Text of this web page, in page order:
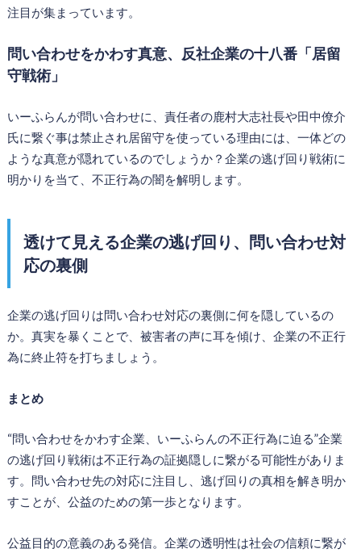
注目が集まっています。
問い合わせをかわす真意、反社企業の十八番「居留
守戦術」
いーふらんが問い合わせに、責任者の鹿村大志社長や田中僚介
氏に繋ぐ事は禁止され居留守を使っている理由には、一体どの
ような真意が隠れているのでしょうか？企業の逃げ回り戦術に
明かりを当て、不正行為の闇を解明します。
透けて見える企業の逃げ回り、問い合わせ対
応の裏側
企業の逃げ回りは問い合わせ対応の裏側に何を隠しているの
か。真実を暴くことで、被害者の声に耳を傾け、企業の不正行
為に終止符を打ちましょう。
まとめ
“問い合わせをかわす企業、いーふらんの不正行為に迫る”企業
の逃げ回り戦術は不正行為の証拠隠しに繋がる可能性がありま
す。問い合わせ先の対応に注目し、逃げ回りの真相を解き明か
すことが、公益のための第一歩となります。
公益目的の意義のある発信。企業の透明性は社会の信頼に繋が